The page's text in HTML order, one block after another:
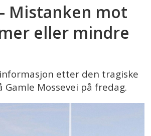
Mistanken mot
eller mindre
etter den tragiske
Gamle Mossevei på fredag.